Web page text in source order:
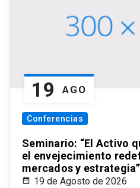
19 AGO
Conferencias
Seminario: “El Activo
el envejecimiento
mercados y estrategia”
19 de Agosto de 2026